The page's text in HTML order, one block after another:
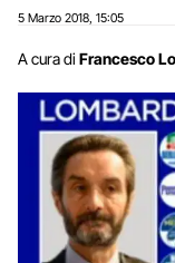
5 Marzo 2018 15:05
A cura di Francesco